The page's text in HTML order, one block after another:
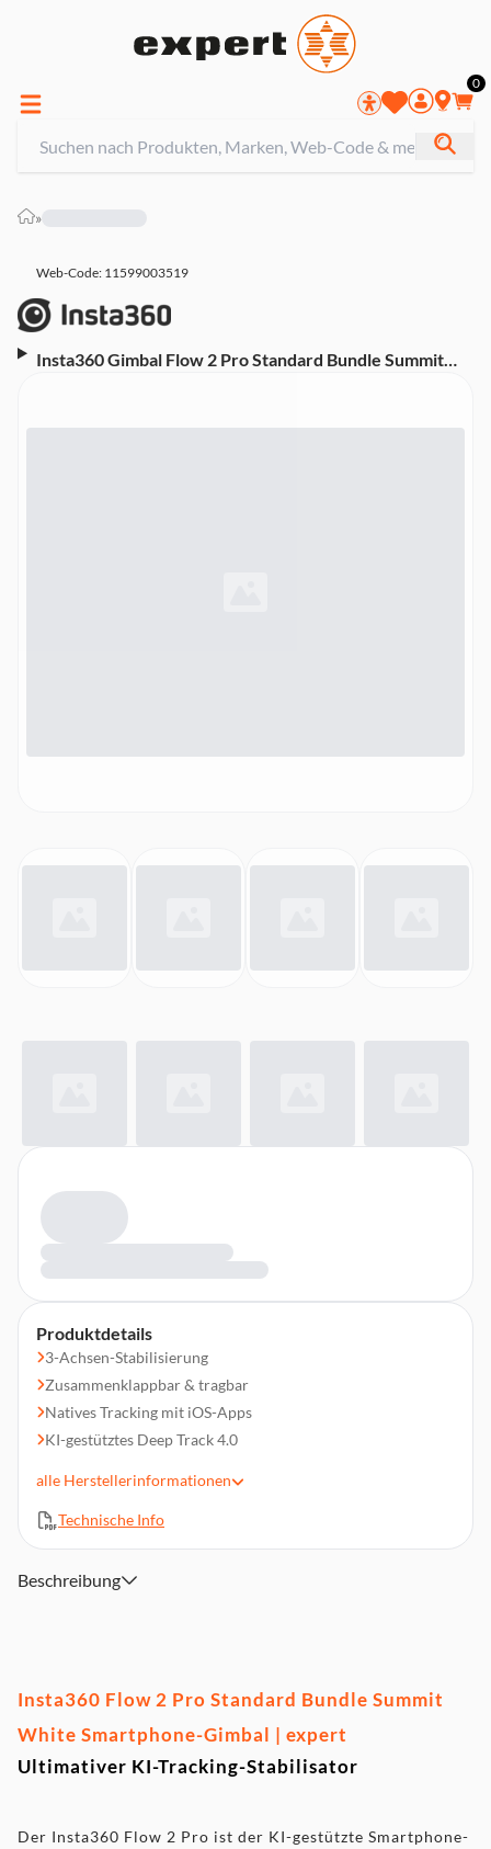
0
»
Web-Code: 11599003519
Insta360 Gimbal Flow 2 Pro Standard Bundle Summit
Produktdetails
3-Achsen-Stabilisierung
Zusammenklappbar & tragbar
Natives Tracking mit iOS-Apps
KI-gestütztes Deep Track 4.0
Unbegrenztes 360°-Schwenk-Tracking
Freier Neigungsmodus
Mobile KI-Editing Suite
alle Herstellerinformationen
Technische Info
Beschreibung
Insta360 Flow 2 Pro Standard Bundle Summit
White Smartphone-Gimbal | expert
Ultimativer KI-Tracking-Stabilisator
Der Insta360 Flow 2 Pro ist der KI-gestützte Smartphone-